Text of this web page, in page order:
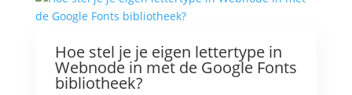
Hoe stel je je eigen lettertype in
Webnode in met de Google Fonts
bibliotheek?